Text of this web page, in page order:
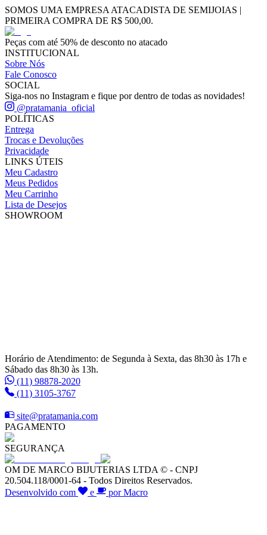
SOMOS UMA EMPRESA ATACADISTA DE SEMIJOIAS |
PRIMEIRA COMPRA DE R$ 500,00.
Peças com até 50% de desconto no atacado
INSTITUCIONAL
Sobre Nós
Fale Conosco
SOCIAL
Siga-nos no Instagram e fique por dentro de todas as novidades!
@pratamania_oficial
POLÍTICAS
Entrega
Trocas e Devoluções
Privacidade
LINKS ÚTEIS
Meu Cadastro
Meus Pedidos
Meu Carrinho
Lista de Desejos
SHOWROOM
Horário de Atendimento: de Segunda à Sexta, das 8h30 às 17h e
Sábado das 8h30 às 13h.
(11) 98878-2020
(11) 3105-3767
site@pratamania.com
PAGAMENTO
SEGURANÇA
OM DE MARCO BIJUTERIAS LTDA © - CNPJ
20.504.118/0001-64 - Todos Direitos Reservados.
Desenvolvido com
e por Macro